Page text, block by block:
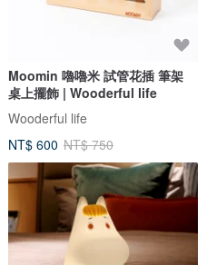
Moomin 嚕嚕米 試管花插 筆架
桌上擺飾 | Wooderful life
Wooderful life
NT$ 600 NT$ 750